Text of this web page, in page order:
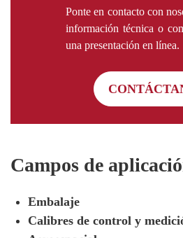
Ponte en contacto con
información técnica o
una presentación en línea.
Campos de
Embalaje
Calibres de control y